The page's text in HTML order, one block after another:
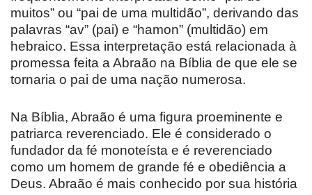
muitos” ou “pai de uma multidão”, derivando das
palavras “av” (pai) e “hamon” (multidão) em
hebraico. Essa interpretação está relacionada à
promessa feita a Abraão na Bíblia de que ele se
tornaria o pai de uma nação numerosa.
Na Bíblia, Abraão é uma figura proeminente e
patriarca reverenciado. Ele é considerado o
fundador da fé monoteísta e é reverenciado
como um homem de grande fé e obediência a
Deus. Abraão é mais conhecido por sua história